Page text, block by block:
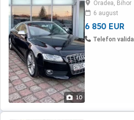
10
lumina și
oglinzi electrice
Oradea, Bihor
6 august
6 850 EUR
Telefon